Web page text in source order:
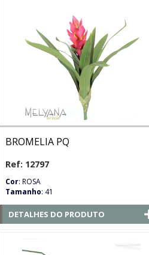
BROMELIA PQ
Ref: 12797
Cor: ROSA
Tamanho: 41
DETALHES DO PRODUTO